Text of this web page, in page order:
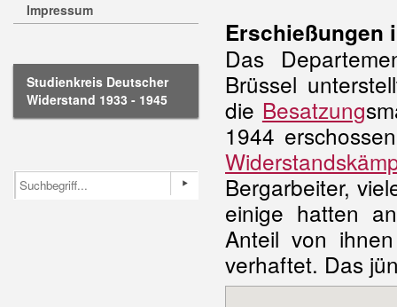
Impressum
Studienkreis Deutscher
Widerstand 1933 - 1945
Erschießungen
Das
Brüssel
die Besatzung
1944
Bergarbeiter,
einige hatten
Anteil von
verhaftet. Das